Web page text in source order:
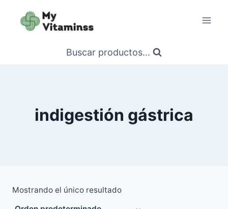
contenido
Buscar productos...
indigestión gástrica
Mostrando el único resultado